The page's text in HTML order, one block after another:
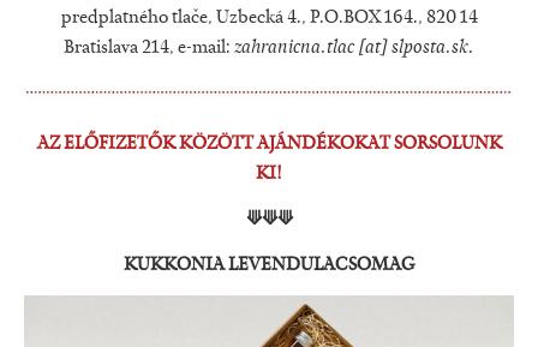
predplatného tlače, Uzbecká 4., P.O.BOX 164., 820 14
Bratislava 214, e-mail: zahranicna.tlac [at]slposta.sk.
AZ ELŐFIZETŐK KÖZÖTT AJÁNDÉKOKAT SORSOLUNK
KI!
⟱⟱⟱
KUKKONIA LEVENDULACSOMAG